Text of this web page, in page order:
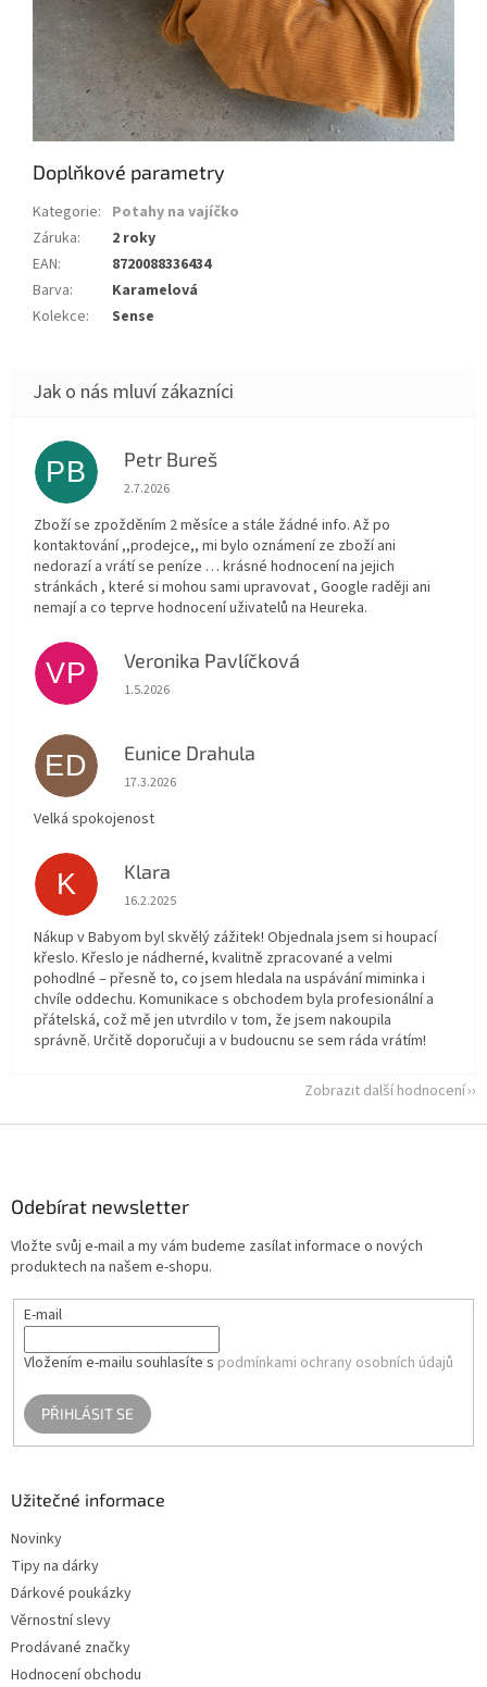
Doplňkové parametry
Kategorie: Potahy na vajíčko
Záruka:
2 roky
EAN:
8720088336434
Barva:
Karamelová
Kolekce: Sense
PB Petr Bureš
Hodnocení obchodu je 1 z 5 hvězdiček.
2.7.2026
Zboží se zpožděním 2 měsíce a stále žádné info. Až po
kontaktování ,,prodejce,, mi bylo oznámení ze zboží ani
nedorazí a vrátí se peníze … krásné hodnocení na jejich
stránkách , které si mohou sami upravovat , Google raději ani
nemají a co teprve hodnocení uživatelů na Heureka.
VP Veronika Pavlíčková
Hodnocení obchodu je 5 z 5 hvězdiček.
1.5.2026
ED Eunice Drahula
Hodnocení obchodu je 5 z 5 hvězdiček.
17.3.2026
Velká spokojenost
K Klara
Hodnocení obchodu je 5 z 5 hvězdiček.
16.2.2025
Nákup v Babyom byl skvělý zážitek! Objednala jsem si houpací
křeslo. Křeslo je nádherné, kvalitně zpracované a velmi
pohodlné – přesně to, co jsem hledala na uspávání miminka i
chvíle oddechu. Komunikace s obchodem byla profesionální a
přátelská, což mě jen utvrdilo v tom, že jsem nakoupila
správně. Určitě doporučuji a v budoucnu se sem ráda vrátím!
Zobrazit další hodnocení
Odebírat newsletter
Vložte svůj e-mail a my vám budeme zasílat informace o nových
produktech na našem e-shopu.
E-mail
Vložením e-mailu souhlasíte s podmínkami ochrany osobních údajů
PŘIHLÁSIT SE
Užitečné informace
Novinky
Tipy na dárky
Dárkové poukázky
Věrnostní slevy
Prodávané značky
Hodnocení obchodu